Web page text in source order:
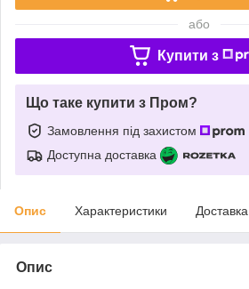
або
Купити з
Що таке купити з Пром?
Замовлення під захистом
Доступна доставка
Опис Характеристики Доставка
Опис